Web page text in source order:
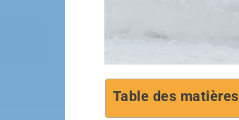
Table des matières